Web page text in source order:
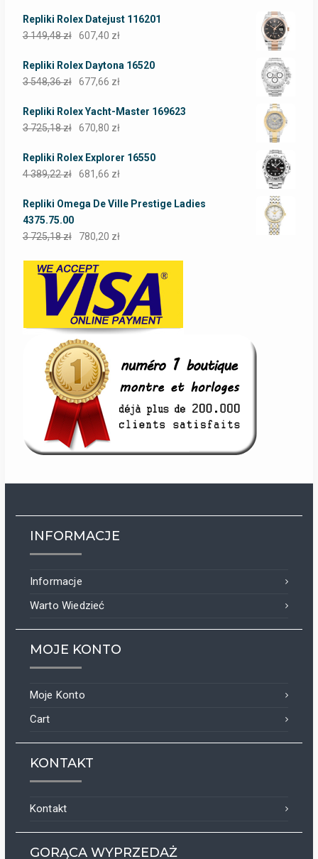
Repliki Rolex Datejust 116201
3 149,48zł 607,40 zł
Repliki Rolex Daytona 16520
3 548,36zł 677,66 zł
Repliki Rolex Yacht-Master 169623
3 725,18zł 670,80 zł
Repliki Rolex Explorer 16550
4 389,22zł 681,66 zł
Repliki Omega De Ville Prestige Ladies
4375.75.00
3 725,18zł 780,20 zł
INFORMACJE
Informacje
Warto Wiedzieć
MOJE KONTO
Moje Konto
Cart
KONTAKT
Kontakt
GORĄCA WYPRZEDAŻ